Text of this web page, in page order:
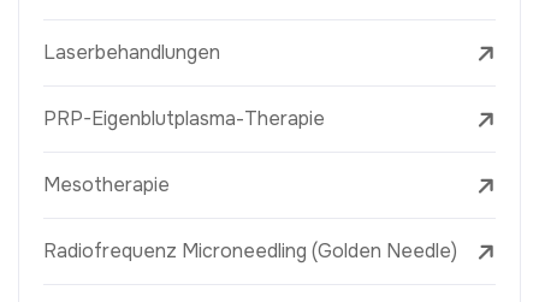
Laserbehandlungen
PRP-Eigenblutplasma-Therapie
Mesotherapie
Radiofrequenz Microneedling (Golden Needle)